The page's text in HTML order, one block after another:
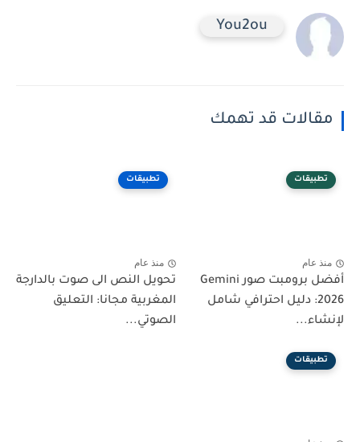
You2ou
مقالات قد تهمك
تطبيقات
منذ عام
أفضل برومبت صور Gemini
2026: دليل احترافي شامل
لإنشاء...
تطبيقات
منذ عام
تحويل النص الى صوت بالدارجة
المغربية مجانا: التعليق
الصوتي...
تطبيقات